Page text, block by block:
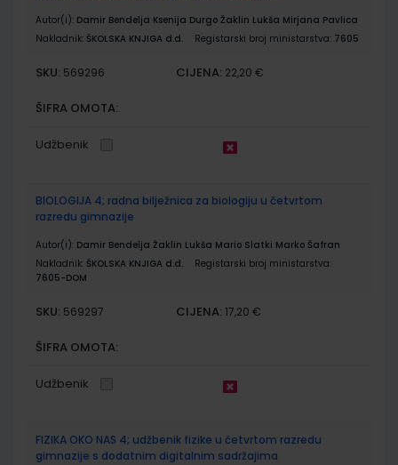
Autor(i): Damir Bendelja Ksenija Durgo Žaklin Lukša Mirjana Pavlica
Nakladnik: ŠKOLSKA KNJIGA d.d. Registarski broj ministarstva: 7605
SKU: 569296 CIJENA: 22,20 €
ŠIFRA OMOTA:
Udžbenik
BIOLOGIJA 4; radna bilježnica za biologiju u četvrtom
razredu gimnazije
Autor(i): Damir Bendelja Žaklin Lukša Mario Slatki Marko Šafran
Nakladnik: ŠKOLSKA KNJIGA d.d.
Registarski broj ministarstva:
7605-DOM
SKU: 569297 CIJENA: 17,20 €
ŠIFRA OMOTA:
Udžbenik
FIZIKA OKO NAS 4; udžbenik fizike u četvrtom razredu
gimnazije s dodatnim digitalnim sadržajima